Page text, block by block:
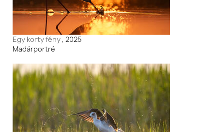
Egy korty fény, 2025
Madárportré